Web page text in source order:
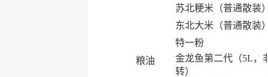
粮油
苏北粳米（普通散装
东北大米（普通散装
特一粉
金龙鱼第二代（5L，
转）